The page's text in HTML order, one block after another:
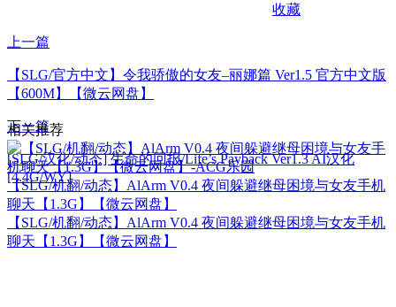
收藏
上一篇
【SLG/官方中文】令我骄傲的女友–丽娜篇 Ver1.5 官方中文版
【600M】【微云网盘】
下一篇
[SLG/汉化/动态] 生命的回报/Life’s Payback Ver1.3 AI汉化
[4.4G/WY]
相关推荐
【SLG/机翻/动态】AlArm V0.4 夜间躲避继母困境与女友手机
聊天【1.3G】【微云网盘】
【SLG/机翻/动态】AlArm V0.4 夜间躲避继母困境与女友手机
聊天【1.3G】【微云网盘】